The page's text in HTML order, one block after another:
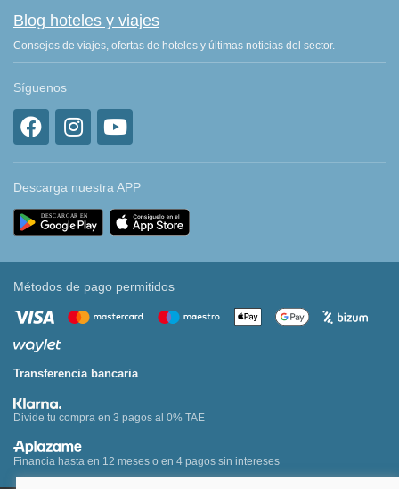
Blog hoteles y viajes
Consejos de viajes, ofertas de hoteles y últimas noticias del sector.
Síguenos
Descarga nuestra APP
Métodos de pago permitidos
Transferencia bancaria
Divide tu compra en 3 pagos al 0% TAE
Financia hasta en 12 meses o en 4 pagos sin intereses